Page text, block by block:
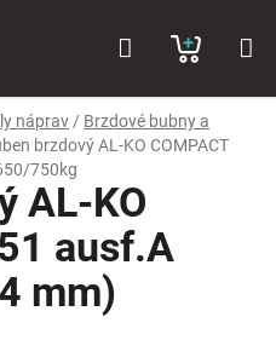
KOŠÍK
náprav / Brzdové bubny a
brzdový AL-KO COMPACT
750kg
AL-KO
ausf.A
mm)